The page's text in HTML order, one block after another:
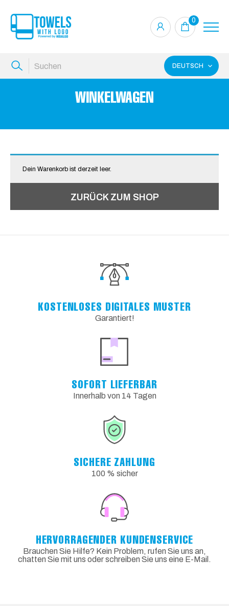
0
DEUTSCH
WINKELWAGEN
Dein Warenkorb ist derzeit leer.
ZURÜCK ZUM SHOP
KOSTENLOSES DIGITALES MUSTER
Garantiert!
SOFORT LIEFERBAR
Innerhalb von 14 Tagen
SICHERE ZAHLUNG
100 % sicher
HERVORRAGENDER KUNDENSERVICE
Brauchen Sie Hilfe? Kein Problem, rufen Sie uns an,
chatten Sie mit uns oder schreiben Sie uns eine E-Mail.